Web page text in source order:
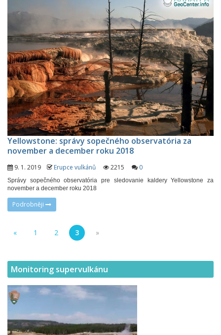
Yellowstone: správy sopečného observatória za
november a december roku 2018
9. 1. 2019 Erupce vulkánů 2215 0
Správy sopečného observatória pre sledovanie kaldery Yellowstone za
november a december roku 2018
Podrobněji
« 1 2 3 »
Monitoring supervulkánu